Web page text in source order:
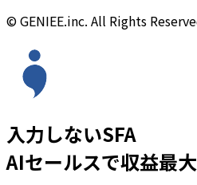
© GENIEE.inc. All Rights
入力しないSFA
AIセールスで収益最